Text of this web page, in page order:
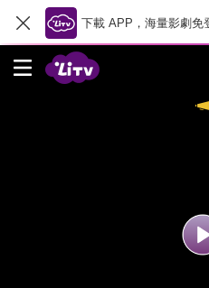
下載 APP，海量影劇免